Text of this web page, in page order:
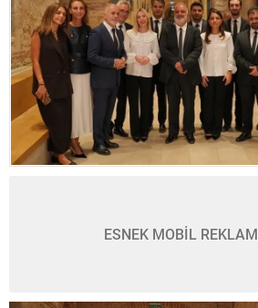
ESNEK MOBİL